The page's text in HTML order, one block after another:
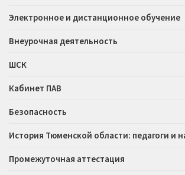
Электронное и дистанционное обучение
Внеурочная деятельность
ШСК
Кабинет ПАВ
Безопасность
История Тюменской области: педагоги и
Промежуточная аттестация